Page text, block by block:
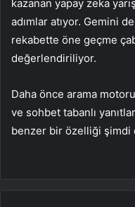
kazanan yapay zeka
adımlar atıyor. Gemini
rekabette öne geçme
değerlendiriliyor.
Daha önce arama
ve sohbet tabanlı
benzer bir özelliği şimdi